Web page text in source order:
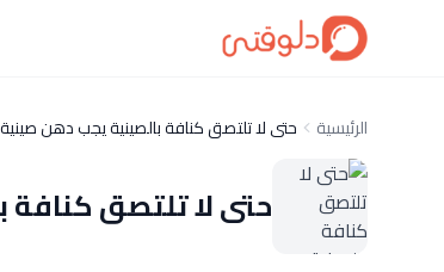
الرئيسية حتى لا تلتصق كنافة بالصينية يجب دهن
حتى لا تلتصق كنافة